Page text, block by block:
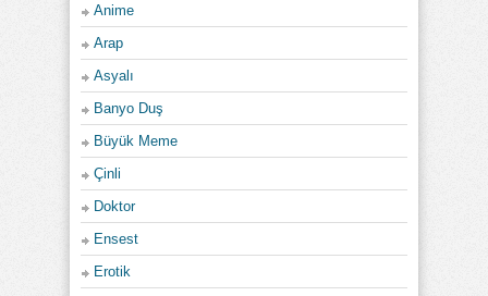
Anime
Arap
Asyalı
Banyo Duş
Büyük Meme
Çinli
Doktor
Ensest
Erotik